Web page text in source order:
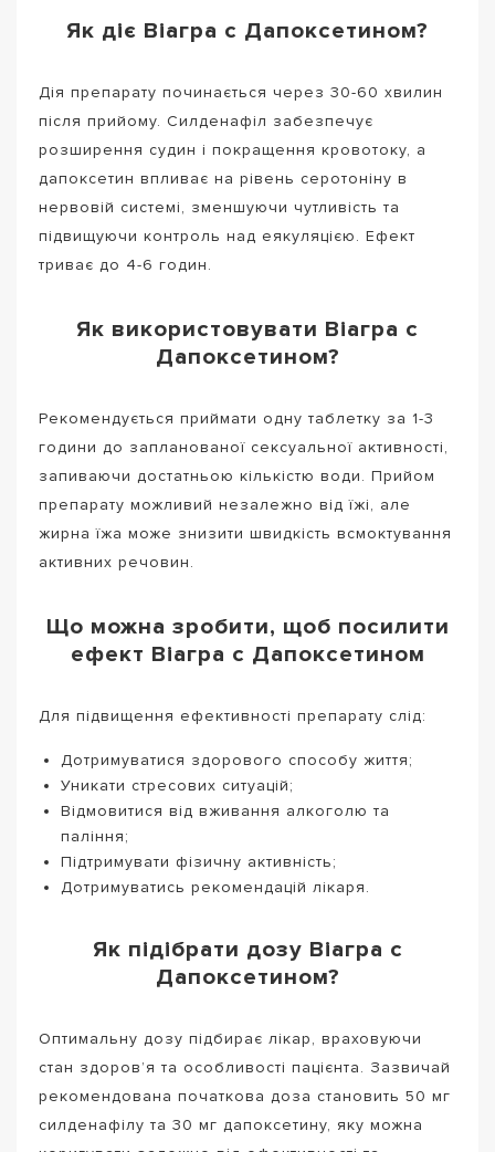
Як діє Віагра с Дапоксетином?
Дія препарату починається через 30-60 хвилин
після прийому. Силденафіл забезпечує
розширення судин і покращення кровотоку, а
дапоксетин впливає на рівень серотоніну в
нервовій системі, зменшуючи чутливість та
підвищуючи контроль над еякуляцією. Ефект
триває до 4-6 годин.
Як використовувати Віагра с
Дапоксетином?
Рекомендується приймати одну таблетку за 1-3
години до запланованої сексуальної активності,
запиваючи достатньою кількістю води. Прийом
препарату можливий незалежно від їжі, але
жирна їжа може знизити швидкість всмоктування
активних речовин.
Що можна зробити, щоб посилити
ефект Віагра с Дапоксетином
Для підвищення ефективності препарату слід:
Дотримуватися здорового способу життя;
Уникати стресових ситуацій;
Відмовитися від вживання алкоголю та
паління;
Підтримувати фізичну активність;
Дотримуватись рекомендацій лікаря.
Як підібрати дозу Віагра с
Дапоксетином?
Оптимальну дозу підбирає лікар, враховуючи
стан здоров’я та особливості пацієнта. Зазвичай
рекомендована початкова доза становить 50 мг
силденафілу та 30 мг дапоксетину, яку можна